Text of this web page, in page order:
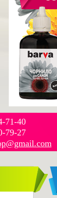
71-40
79-27